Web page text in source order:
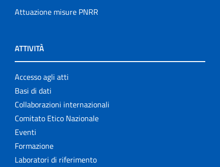
Attuazione misure PNRR
ATTIVITÀ
Accesso agli atti
Basi di dati
Collaborazioni internazionali
Comitato Etico Nazionale
Eventi
Formazione
Laboratori di riferimento